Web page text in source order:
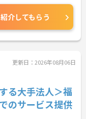
紹介してもらう
更新日：2026年08月06日
る大手法人＞福
のサービス提供